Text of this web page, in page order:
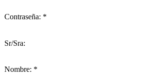
Contraseña: *
Sr/Sra:
Nombre: *